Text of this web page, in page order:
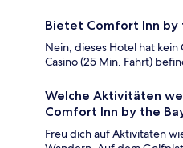
Bietet Comfort Inn by
Nein, dieses Hotel hat kein
Casino (25 Min. Fahrt)
Welche Aktivitäten
Comfort Inn by the
Freu dich auf Aktivitäten